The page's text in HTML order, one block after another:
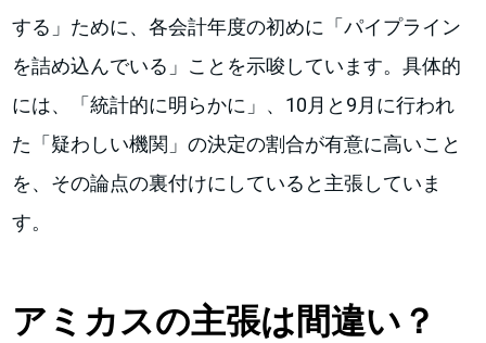
する」ために、各会計年度の初めに「パイプライン
を詰め込んでいる」ことを示唆しています。具体的
には、「統計的に明らかに」、10月と9月に行われ
た「疑わしい機関」の決定の割合が有意に高いこと
を、その論点の裏付けにしていると主張していま
す。
アミカスの主張は間違い？